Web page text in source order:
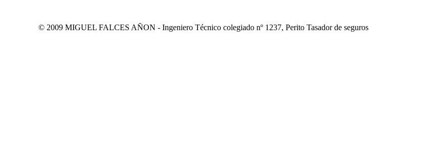
© 2009 MIGUEL FALCES AÑON - Ingeniero Técnico colegiado nº 1237, Perito Tasador de seguros